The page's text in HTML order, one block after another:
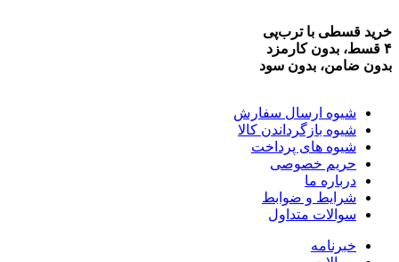
خرید قسطی با ترب‌پی
۴ قسط، بدون کارمزد
بدون ضامن، بدون سود
شیوه ارسال سفارش
شیوه بازگرداندن کالا
شیوه های پرداخت
حریم خصوصی
درباره ما
شرایط و ضوابط
سوالات متداول
خبرنامه